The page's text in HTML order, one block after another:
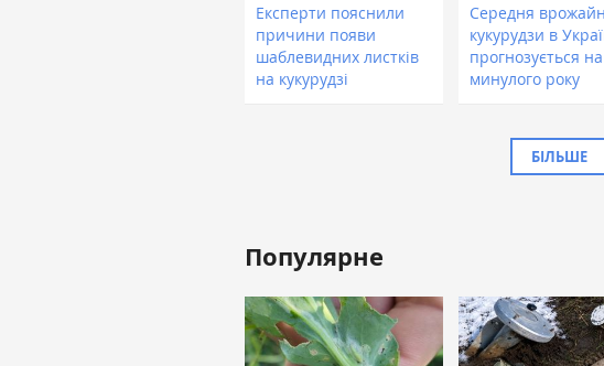
Експерти пояснили
причини появи
шаблевидних листків
на кукурудзі
Середня
кукурудзи в
прогнозується на
минулого року
БІЛЬШЕ
Популярне